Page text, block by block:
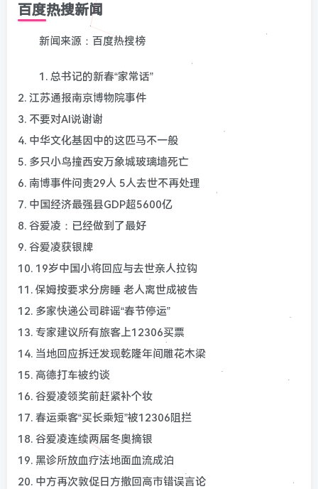
百度热搜新闻
新闻来源：百度热搜榜
1. 总书记的新春“家常话”
2. 江苏通报南京博物院事件
3. 不要对AI说谢谢
4. 中华文化基因中的这匹马不一般
5. 多只小鸟撞西安万象城玻璃墙死亡
6. 南博事件问责29人 5人去世不再处理
7. 中国经济最强县GDP超5600亿
8. 谷爱凌：已经做到了最好
9. 谷爱凌获银牌
10. 19岁中国小将回应与去世亲人拉钩
11. 保姆按要求分房睡 老人离世成被告
12. 多家快递公司辟谣“春节停运”
13. 专家建议所有旅客上12306买票
14. 当地回应拆迁发现乾隆年间雕花木梁
15. 高德打车被约谈
16. 谷爱凌领奖前赶紧补个妆
17. 春运乘客“买长乘短”被12306阻拦
18. 谷爱凌连续两届冬奥摘银
19. 黑诊所放血疗法地面血流成泊
20. 中方再次敦促日方撤回高市错误言论